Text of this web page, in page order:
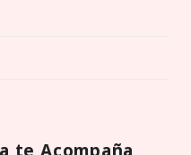
te Acompaña